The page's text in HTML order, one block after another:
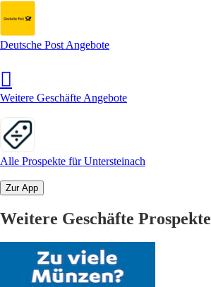
Deutsche Post Angebote
Weitere Geschäfte Angebote
Alle Prospekte für Untersteinach
Zur App
Weitere Geschäfte Prospekte